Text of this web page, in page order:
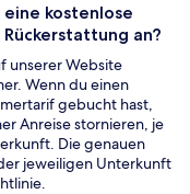
kostenlose
an?
unserer Website
Wenn du einen
gebucht hast,
Anreise stornieren, je
Die genauen
jeweiligen Unterkunft